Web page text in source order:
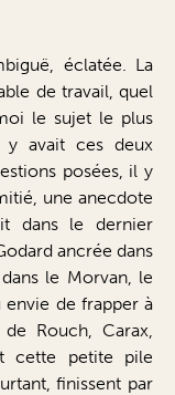
éclatée. La
de travail, quel
le sujet le plus
avait ces deux
posées, il y
une anecdote
dans le dernier
ancrée dans
le Morvan, le
envie de frapper à
Rouch, Carax,
cette petite pile
finissent par